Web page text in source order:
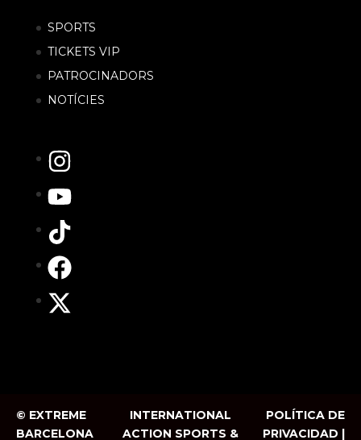
SPORTS
TICKETS VIP
PATROCINADORS
NOTÍCIES
© EXTREME
BARCELONA
INTERNATIONAL
ACTION SPORTS &
POLÍTICA DE
PRIVACIDAD |